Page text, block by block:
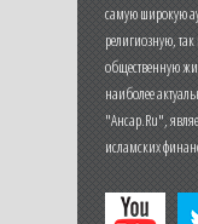
самую широкую
религиозную,
общественную
наиболее
"Ансар.Ru",
исламских